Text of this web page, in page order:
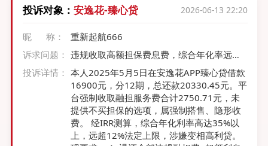
住宿服务；餐饮服务；歌舞娱乐活动；洗浴
服务；酒吧服务”等。公司名称中无“养老”“医
疗”字样，经营范围中亦无任何养老服务、健
康管理相关项目。 三、对“仅为工商登记、不
涉及资金运用”的预先说明 《保险资金运用内
部控制应用指引第4号——未上市企业股权》
第二十条规定，保险公司开展股权投资，要
形成投资决策文件，内容包括后续管理方
案。第三十条规定，投后管理的要点包括“关
注缴付出资款、回收本金、分红等资金往来
事项”。 上述条款表明，监管框架已将“认缴
投诉对象： 安逸花-臻心贷 2026-06-13 22:20
昵 称：
重新起航666
诉求问题： 违规收取高额担保费息费，综合年化率远超2
4%
投诉详情： 本人2025年5月5日在安逸花APP臻心贷借款
16900元，分12期，总还款20330.45元。平
台强制收取融担服务费合计2750.71元，未
提供不买担保的选项，属强制搭售、隐形收
费￼￼￼。 经IRR测算，综合年化利率高达35%以
上，远超12%法定上限，涉嫌变相高利贷。